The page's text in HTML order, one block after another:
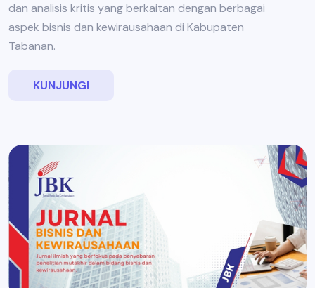
dan analisis kritis yang berkaitan dengan berbagai
aspek bisnis dan kewirausahaan di Kabupaten
Tabanan.
KUNJUNGI